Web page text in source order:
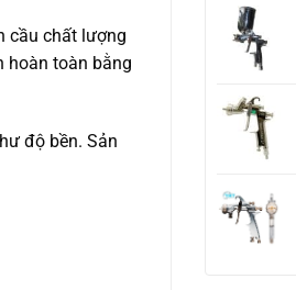
cầu chất lượng
hoàn toàn bằng
độ bền. Sản